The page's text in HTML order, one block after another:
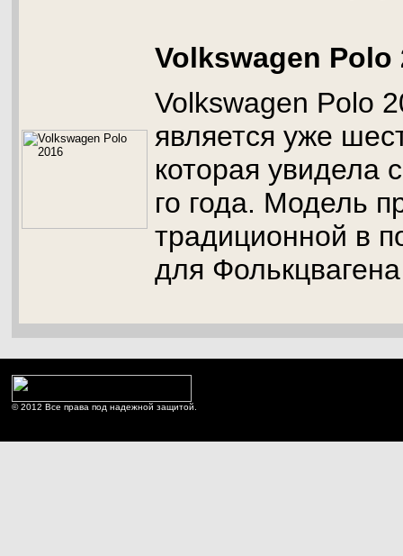
Volkswagen Polo
Volkswagen Polo
является уже
которая увидела
го года. Модель
традиционной в
для Фолькцвагена
© 2012 Все права под надежной защитой.